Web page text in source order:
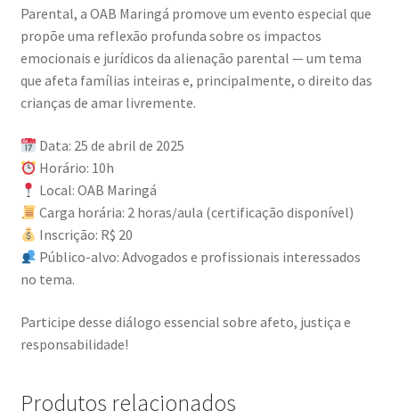
Parental, a OAB Maringá promove um evento especial que
propõe uma reflexão profunda sobre os impactos
emocionais e jurídicos da alienação parental — um tema
que afeta famílias inteiras e, principalmente, o direito das
crianças de amar livremente.
Data: 25 de abril de 2025
Horário: 10h
Local: OAB Maringá
Carga horária: 2 horas/aula (certificação disponível)
Inscrição: R$ 20
Público-alvo: Advogados e profissionais interessados
no tema.
Participe desse diálogo essencial sobre afeto, justiça e
responsabilidade!
Produtos relacionados